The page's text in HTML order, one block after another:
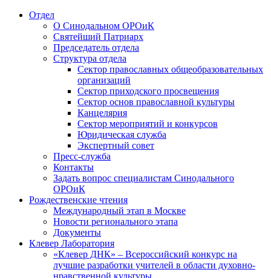
Отдел
О Синодальном ОРОиК
Святейший Патриарх
Председатель отдела
Структура отдела
Сектор православных общеобразовательных
организаций
Сектор приходского просвещения
Сектор основ православной культуры
Канцелярия
Сектор мероприятий и конкурсов
Юридическая служба
Экспертный совет
Пресс-служба
Контакты
Задать вопрос специалистам Синодального
ОРОиК
Рождественские чтения
Международный этап в Москве
Новости регионального этапа
Документы
Клевер Лаборатория
«Клевер ДНК» – Всероссийский конкурс на
лучшие разработки учителей в области духовно-
нравственной культуры